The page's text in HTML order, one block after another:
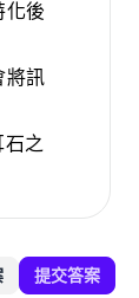
化後
將訊
之
提交答案